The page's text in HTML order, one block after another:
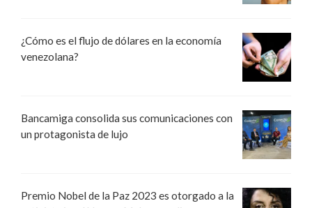
¿Cómo es el flujo de dólares en la economía
venezolana?
Bancamiga consolida sus comunicaciones con
un protagonista de lujo
Premio Nobel de la Paz 2023 es otorgado a la